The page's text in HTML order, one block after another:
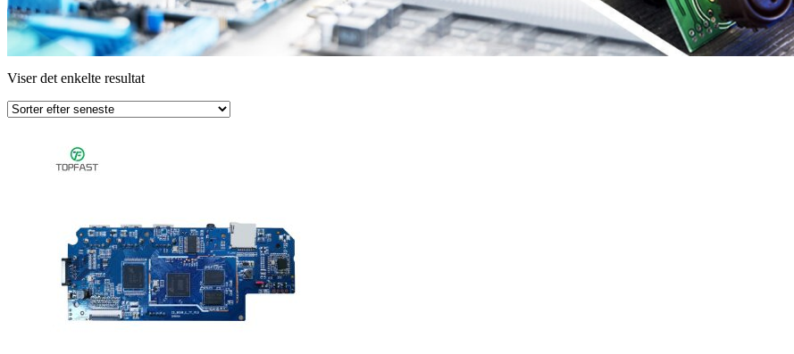
Viser det enkelte resultat